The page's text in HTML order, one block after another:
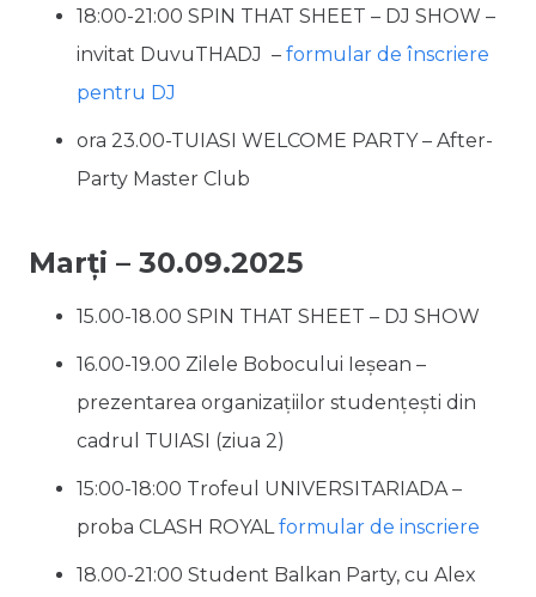
18:00-21:00 SPIN THAT SHEET – DJ SHOW –
invitat DuvuTHADJ – formular de înscriere
pentru DJ
ora 23.00-TUIASI WELCOME PARTY – After-
Party Master Club
Marți – 30.09.2025
15.00-18.00 SPIN THAT SHEET – DJ SHOW
16.00-19.00 Zilele Bobocului Ieșean –
prezentarea organizațiilor studențești din
cadrul TUIASI (ziua 2)
15:00-18:00 Trofeul UNIVERSITARIADA –
proba CLASH ROYAL formular de inscriere
18.00-21:00 Student Balkan Party, cu Alex